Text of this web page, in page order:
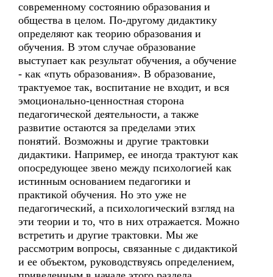
современному состоянию образования и
общества в целом. По-другому дидактику
определяют как теорию образования и
обучения. В этом случае образование
выступает как результат обучения, а обучение
- как «путь образования». В образование,
трактуемое так, воспитание не входит, и вся
эмоционально-ценностная сторона
педагогической деятельности, а также
развитие остаются за пределами этих
понятий. Возможны и другие трактовки
дидактики. Например, ее иногда трактуют как
опосредующее звено между психологией как
истинным основанием педагогики и
практикой обучения. Но это уже не
педагогический, а психологический взгляд на
эти теории и то, что в них отражается. Можно
встретить и другие трактовки. Мы же
рассмотрим вопросы, связанные с дидактикой
и ее объектом, руководствуясь определением,